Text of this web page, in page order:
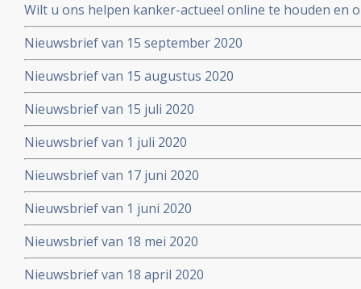
Wilt u ons helpen kanker-actueel online te houden en
extra donatie aub?
Nieuwsbrief van 15 september 2020
Nieuwsbrief van 15 augustus 2020
Nieuwsbrief van 15 juli 2020
Nieuwsbrief van 1 juli 2020
Nieuwsbrief van 17 juni 2020
Nieuwsbrief van 1 juni 2020
Nieuwsbrief van 18 mei 2020
Nieuwsbrief van 18 april 2020